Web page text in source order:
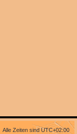
Alle Zeiten sindUTC+02:00